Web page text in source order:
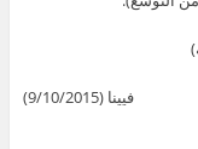
فيينا (9/10/2015)